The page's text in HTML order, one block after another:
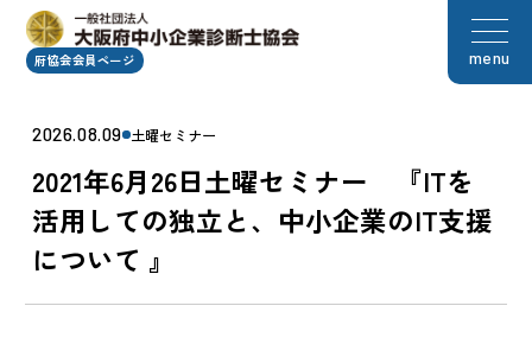
府協会会員ページ menu
2026.08.09 土曜セミナー
2021年6月26日土曜セミナー 『ITを
活用しての独立と、中小企業のIT支援
について 』